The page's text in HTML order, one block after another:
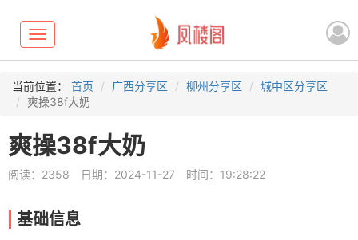
Toggle
navigation
当前位置： 首页 广西分享区 柳州分享区
城中区分享区
爽操38f大奶
爽操38f大奶
阅读：2358 日期：2024-11-27 时间：19:28:22
基础信息